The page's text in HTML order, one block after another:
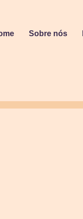
Sobre nós